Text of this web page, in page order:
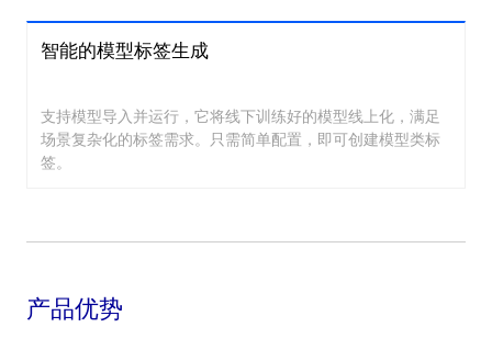
智能的模型标签生成
支持模型导入并运行，它将线下训练好的模型线上化，满足
场景复杂化的标签需求。只需简单配置，即可创建模型类标
签。
产品优势